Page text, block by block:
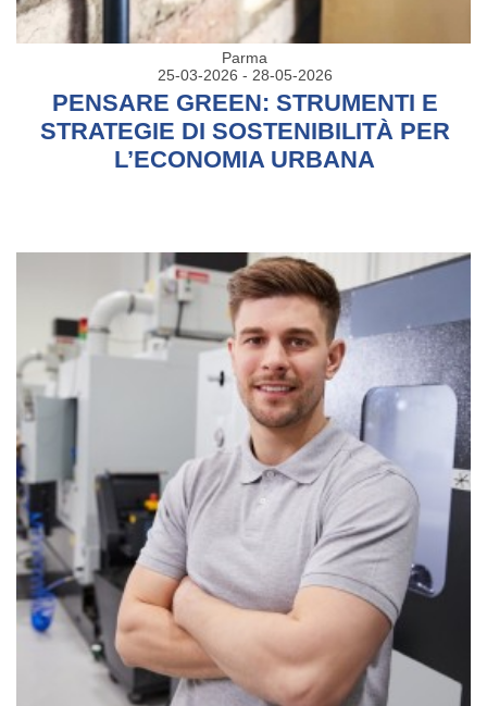
Parma
25-03-2026 - 28-05-2026
PENSARE GREEN: STRUMENTI E
STRATEGIE DI SOSTENIBILITÀ PER
L’ECONOMIA URBANA